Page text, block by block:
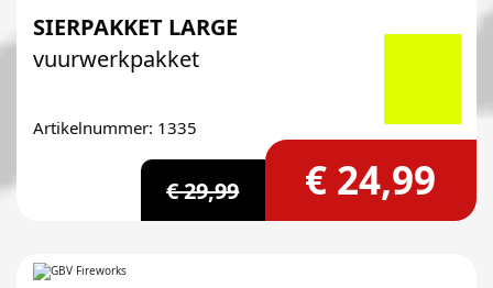
SIERPAKKET LARGE
vuurwerkpakket
Artikelnummer: 1335
€ 29,99 € 24,99